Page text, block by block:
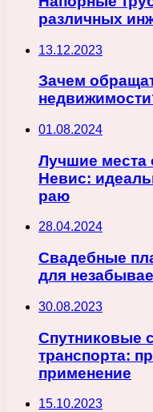
различных
13.12.2023
Зачем
01.08.2024
Лучшие места
Невис:
раю
28.04.2024
Свадебные
для
30.08.2023
Спутниковые
транспорта:
применение
15.10.2023